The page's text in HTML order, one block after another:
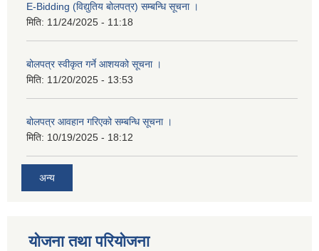
E-Bidding (विद्युतिय बोलपत्र) सम्बन्धि सूचना ।
मिति: 11/24/2025 - 11:18
बोलपत्र स्वीकृत गर्ने आशयको सूचना ।
मिति: 11/20/2025 - 13:53
बोलपत्र आवहान गरिएको सम्बन्धि सूचना ।
मिति: 10/19/2025 - 18:12
अन्य
योजना तथा परियोजना